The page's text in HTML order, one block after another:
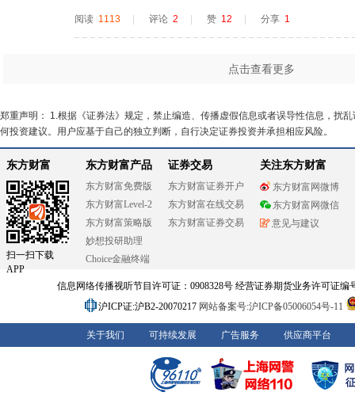
阅读 1113 | 评论 2 | 赞 12 | 分享 1
点击查看更多
郑重声明： 1.根据《证券法》规定，禁止编造、传播虚假信息或者误导性信息，扰
何投资建议。用户应基于自己的独立判断，自行决定证券投资并承担相应风险。